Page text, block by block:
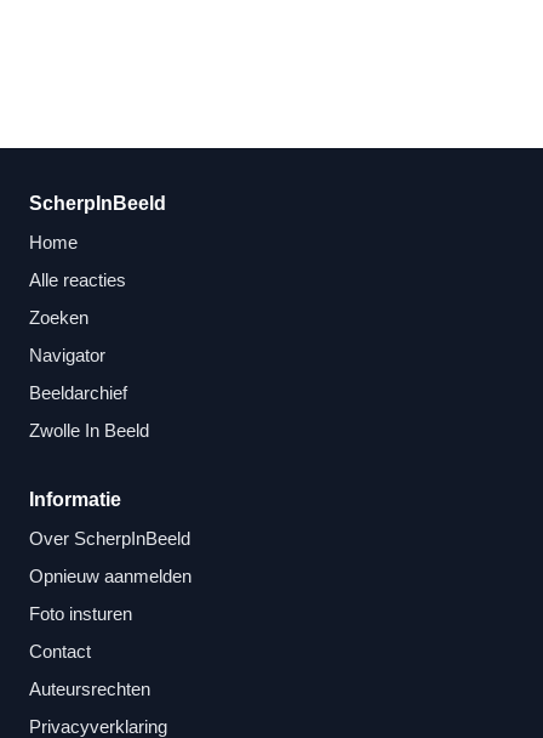
ScherpInBeeld
Home
Alle reacties
Zoeken
Navigator
Beeldarchief
Zwolle In Beeld
Informatie
Over ScherpInBeeld
Opnieuw aanmelden
Foto insturen
Contact
Auteursrechten
Privacyverklaring